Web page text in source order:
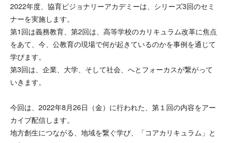
2022年度、協育ビジョナリーアカデミーは、シリーズ3回のセミ
ナーを実施します。
第1回は義務教育、第2回は、高等学校のカリキュラム改革に焦点
をあて、今、公教育の現場で何が起きているのかを事例を通じて
学びます。
第3回は、企業、大学、そして社会、へとフォーカスが繋がって
いきます。
今回は、2022年8月26日（金）に行われた、第１回の内容をアー
カイブ配信します。
地方創生につながる、地域を繋ぐ学び、「コアカリキュラム」と